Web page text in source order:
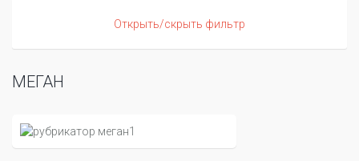
Открыть/скрыть фильтр
МЕГАН